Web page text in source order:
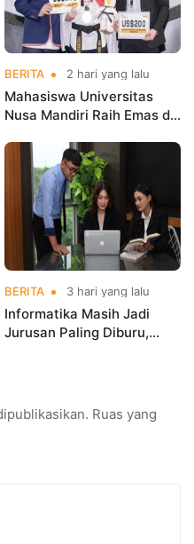
BERITA 2 hari yang lalu
Mahasiswa Universitas
Nusa Mandiri Raih Emas di
Indonesia Open
Championships 2026
BERITA 3 hari yang lalu
Informatika Masih Jadi
Jurusan Paling Diburu,
Ruas yang